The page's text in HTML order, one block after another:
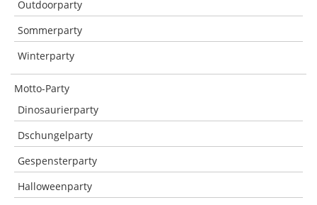
Outdoorparty
Sommerparty
Winterparty
Motto-Party
Dinosaurierparty
Dschungelparty
Gespensterparty
Halloweenparty